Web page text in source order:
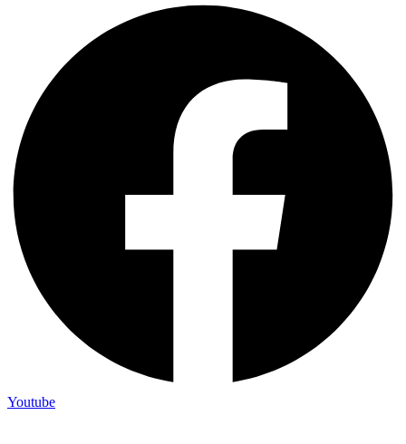
Youtube